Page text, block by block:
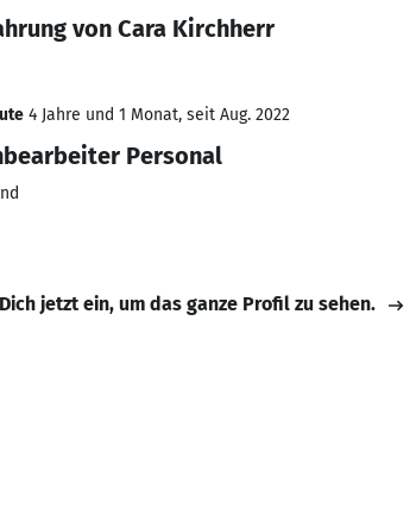
von Cara Kirchherr
4 Jahre und 1 Monat, seit Aug. 2022
Personal
jetzt ein, um das ganze Profil zu sehen.